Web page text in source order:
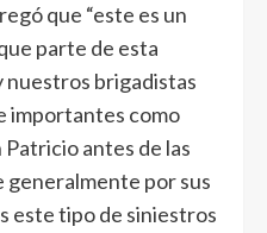
que “este es un
parte de esta
nuestros brigadistas
importantes como
antes de las
generalmente por sus
este tipo de siniestros